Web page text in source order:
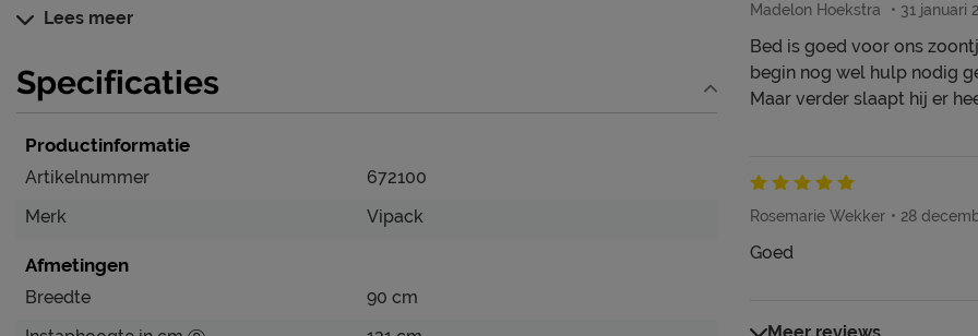
Madelon Hoekstra 31 januari
Bed is goed voor ons
begin nog wel hulp nodig
Maar verder slaapt hij er
Rosemarie Wekker 28
Goed
Gemaakt van kwalitatief MDF
Je nieuwe kinderbed wil je natuurlijk zo lang mogelijk mooi én schoon houden. Alle
schoonmaakinstructies, evenals de garantie op het kinderbed, kun je terug vinden bij
Lees meer
Specificaties
Productinformatie
Artikelnummer
672100
Merk
Vipack
Afmetingen
Breedte
90 cm